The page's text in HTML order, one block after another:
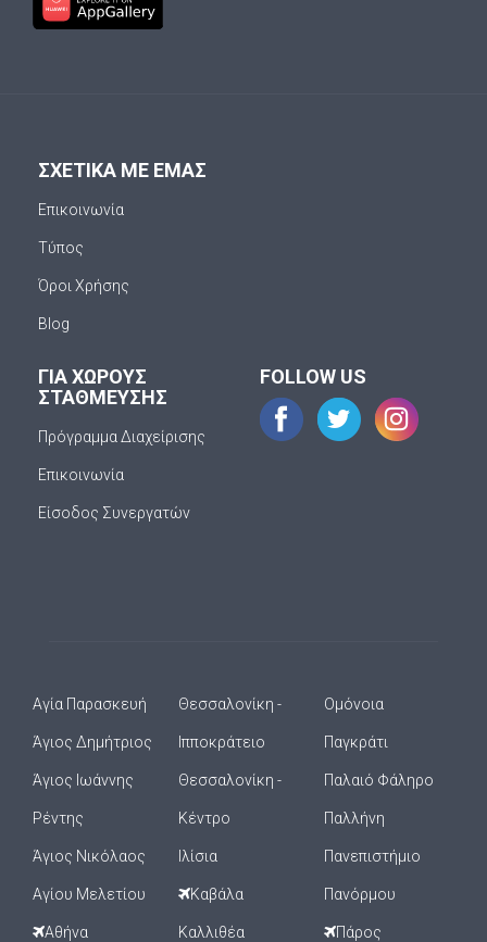
ΣΧΕΤΙΚΑ ΜΕ ΕΜΑΣ
Επικοινωνία
Τύπος
Όροι Χρήσης
Blog
ΓΙΑ ΧΩΡΟΥΣ
ΣΤΑΘΜΕΥΣΗΣ
Πρόγραμμα Διαχείρισης
Επικοινωνία
Είσοδος Συνεργατών
FOLLOW US
Αγία Παρασκευή
Άγιος Δημήτριος
Άγιος Ιωάννης
Ρέντης
Άγιος Νικόλαος
Αγίου Μελετίου
Αθήνα
Θεσσαλονίκη -
Ιπποκράτειο
Θεσσαλονίκη -
Κέντρο
Ιλίσια
Καβάλα
Καλλιθέα
Ομόνοια
Παγκράτι
Παλαιό Φάληρο
Παλλήνη
Πανεπιστήμιο
Πανόρμου
Πάρος